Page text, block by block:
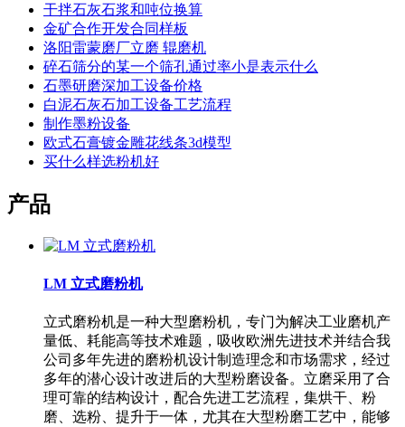
干拌石灰石浆和吨位换算
金矿合作开发合同样板
洛阳雷蒙磨厂立磨 辊磨机
碎石筛分的某一个筛孔通过率小是表示什么
石墨研磨深加工设备价格
白泥石灰石加工设备工艺流程
制作墨粉设备
欧式石膏镀金雕花线条3d模型
买什么样选粉机好
产品
LM 立式磨粉机
立式磨粉机是一种大型磨粉机，专门为解决工业磨机产
量低、耗能高等技术难题，吸收欧洲先进技术并结合我
公司多年先进的磨粉机设计制造理念和市场需求，经过
多年的潜心设计改进后的大型粉磨设备。立磨采用了合
理可靠的结构设计，配合先进工艺流程，集烘干、粉
磨、选粉、提升于一体，尤其在大型粉磨工艺中，能够